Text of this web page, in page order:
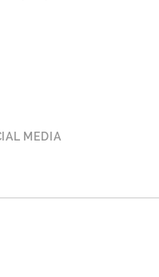
MEDIA